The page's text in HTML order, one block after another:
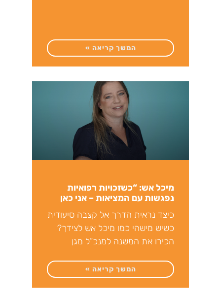
המשך קריאה »
מיכל אש: “כשזכויות רפואיות
נפגשות עם המציאות – אני כאן
כיצד נראית הדרך אל קצבה סיעודית
כשיש מישהי כמו מיכל אש לצידך?
הכירו את המשנה למנכ”ל מגן
המשך קריאה »